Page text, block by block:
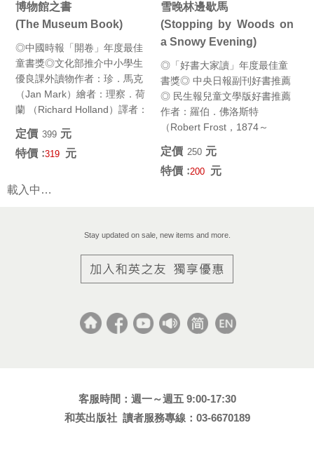
博物館之書
(The Museum Book)
◎中國時報「開卷」年度最佳
童書獎◎文化部推介中小學生
優良課外讀物作者：珍．馬克
（Jan Mark）繪者：理察．荷
蘭 （Richard Holland）譯者：
定價﹕399 元
特價﹕319 元
雪晚林邊歇馬
(Stopping by Woods on
a Snowy Evening)
◎「好書大家讀」年度最佳童
書獎◎ 中央日報副刊好書推薦
◎ 民生報兒童文學版好書推薦
作者：羅伯．佛洛斯特
（Robert Frost，1874～
定價﹕250 元
特價﹕200 元
載入中…
Stay updated on sale, new items and more.
客服時間：週一～週五 9:00-17:30
和英出版社 讀者服務專線：03-6670189